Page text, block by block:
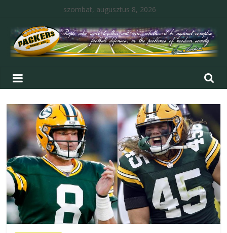
szombat, augusztus 8, 2026